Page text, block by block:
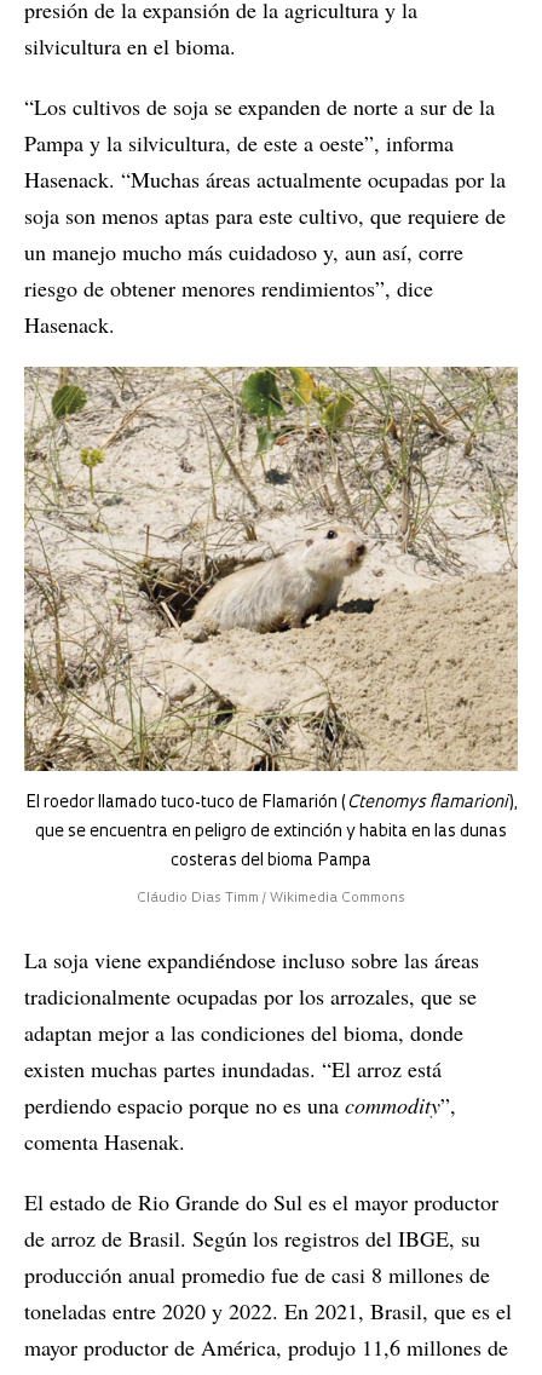
presión de la expansión de la agricultura y la
silvicultura en el bioma.
“Los cultivos de soja se expanden de norte a sur de la
Pampa y la silvicultura, de este a oeste”, informa
Hasenack. “Muchas áreas actualmente ocupadas por la
soja son menos aptas para este cultivo, que requiere de
un manejo mucho más cuidadoso y, aun así, corre
riesgo de obtener menores rendimientos”, dice
Hasenack.
El roedor llamado tuco-tuco de Flamarión ( Ctenomys flamarioni),
que se encuentra en peligro de extinción y habita en las dunas
costeras del bioma Pampa
Cláudio Dias Timm / Wikimedia Commons
La soja viene expandiéndose incluso sobre las áreas
tradicionalmente ocupadas por los arrozales, que se
adaptan mejor a las condiciones del bioma, donde
existen muchas partes inundadas. “El arroz está
perdiendo espacio porque no es una commodity”,
comenta Hasenak.
El estado de Rio Grande do Sul es el mayor productor
de arroz de Brasil. Según los registros del IBGE, su
producción anual promedio fue de casi 8 millones de
toneladas entre 2020 y 2022. En 2021, Brasil, que es el
mayor productor de América, produjo 11,6 millones de